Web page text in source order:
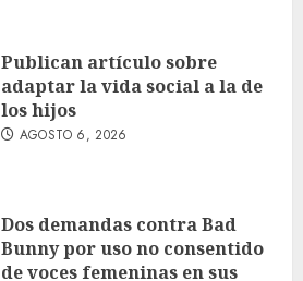
Publican artículo sobre
adaptar la vida social a la de
los hijos
AGOSTO 6, 2026
Dos demandas contra Bad
Bunny por uso no consentido
de voces femeninas en sus